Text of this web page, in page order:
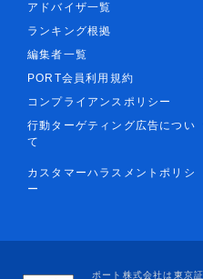
アドバイザ一覧
ランキング根拠
編集者一覧
PORT会員利用規約
コンプライアンスポリシー
行動ターゲティング広告につい
て
カスタマーハラスメントポリシ
ー